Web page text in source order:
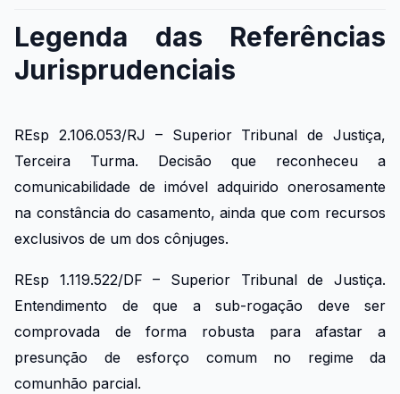
Legenda das Referências
Jurisprudenciais
REsp 2.106.053/RJ – Superior Tribunal de Justiça,
Terceira Turma. Decisão que reconheceu a
comunicabilidade de imóvel adquirido onerosamente
na constância do casamento, ainda que com recursos
exclusivos de um dos cônjuges.
REsp 1.119.522/DF – Superior Tribunal de Justiça.
Entendimento de que a sub-rogação deve ser
comprovada de forma robusta para afastar a
presunção de esforço comum no regime da
comunhão parcial.